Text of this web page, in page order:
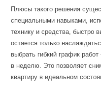
Плюсы такого решения
специальными навыками,
технику и средства, быстро
остается только
выбрать гибкий график
в неделю. Это позволяет
квартиру в идеальном